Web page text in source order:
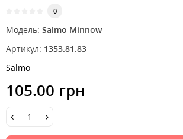
0
Модель: Salmo Minnow
Артикул: 1353.81.83
Salmo
105.00 грн